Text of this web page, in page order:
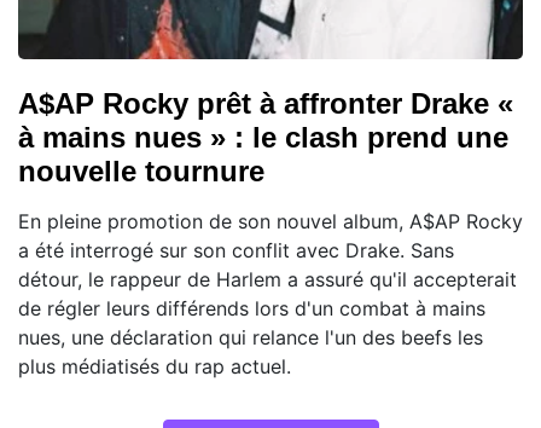
A$AP Rocky prêt à affronter Drake «
à mains nues » : le clash prend une
nouvelle tournure
En pleine promotion de son nouvel album, A$AP Rocky
a été interrogé sur son conflit avec Drake. Sans
détour, le rappeur de Harlem a assuré qu'il accepterait
de régler leurs différends lors d'un combat à mains
nues, une déclaration qui relance l'un des beefs les
plus médiatisés du rap actuel.